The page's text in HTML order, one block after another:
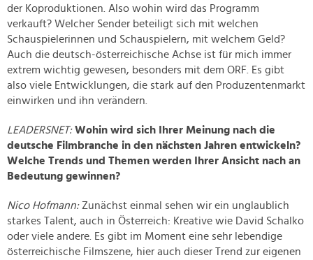
der Koproduktionen. Also wohin wird das Programm
verkauft? Welcher Sender beteiligt sich mit welchen
Schauspielerinnen und Schauspielern, mit welchem Geld?
Auch die deutsch-österreichische Achse ist für mich immer
extrem wichtig gewesen, besonders mit dem ORF. Es gibt
also viele Entwicklungen, die stark auf den Produzentenmarkt
einwirken und ihn verändern.
LEADERSNET: Wohin wird sich Ihrer Meinung nach die
deutsche Filmbranche in den nächsten Jahren entwickeln?
Welche Trends und Themen werden Ihrer Ansicht nach an
Bedeutung gewinnen?
Nico Hofmann:Zunächst einmal sehen wir ein unglaublich
starkes Talent, auch in Österreich: Kreative wie David Schalko
oder viele andere. Es gibt im Moment eine sehr lebendige
österreichische Filmszene, hier auch dieser Trend zur eigenen